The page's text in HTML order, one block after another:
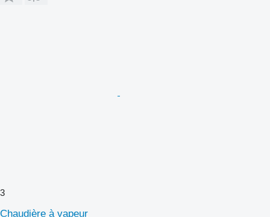
3
Chaudière à vapeur